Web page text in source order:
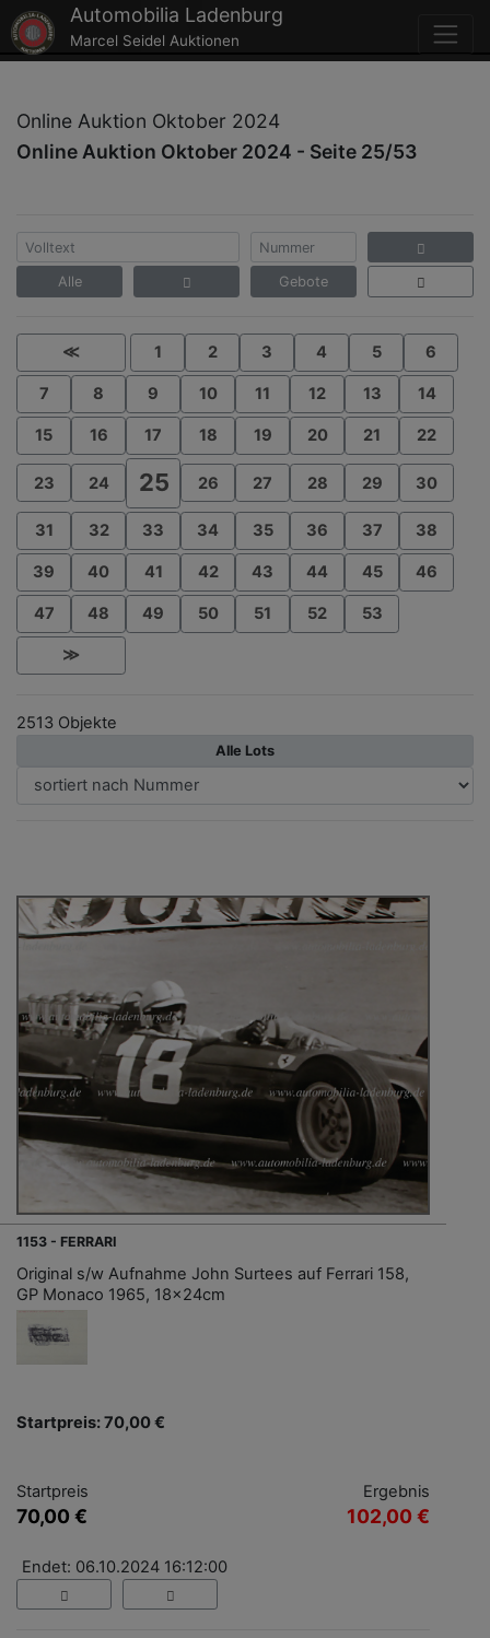
Automobilia Ladenburg
Marcel Seidel Auktionen
Online Auktion Oktober 2024
Online Auktion Oktober 2024 - Seite 25/53
Alle Gebote
≪ 1 2 3 4 5 6
7 8 9 10 11 12 13 14
15 16 17 18 19 20 21 22
23 24 25 26 27 28 29 30
31 32 33 34 35 36 37 38
39 40 41 42 43 44 45 46
47 48 49 50 51 52 53
≫
2513 Objekte
Alle Lots
1153 - FERRARI
Original s/w Aufnahme John Surtees auf Ferrari 158,
GP Monaco 1965, 18x24cm
Startpreis: 70,00 €
Startpreis
70,00 €
Ergebnis
102,00 €
Endet: 06.10.2024 16:12:00